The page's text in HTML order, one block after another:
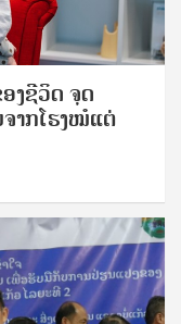
ງຊີວິດ ຈຸດ
າກໂຮງໝໍແຕ່